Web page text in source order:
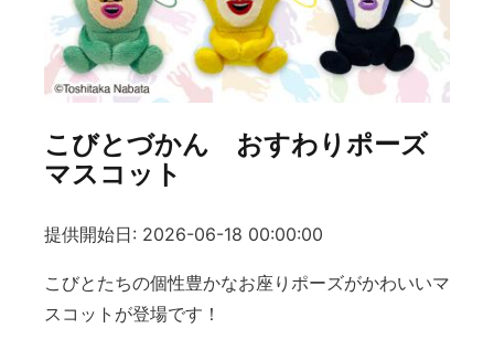
こびとづかん おすわりポーズ
マスコット
提供開始日: 2026-06-18 00:00:00
こびとたちの個性豊かなお座りポーズがかわいいマ
スコットが登場です！